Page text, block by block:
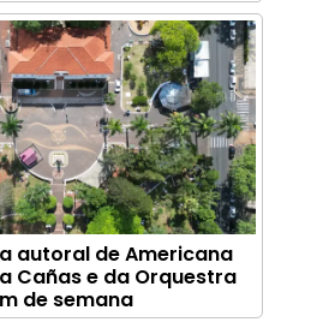
autoral de Americana
Cañas e da Orquestra
de semana